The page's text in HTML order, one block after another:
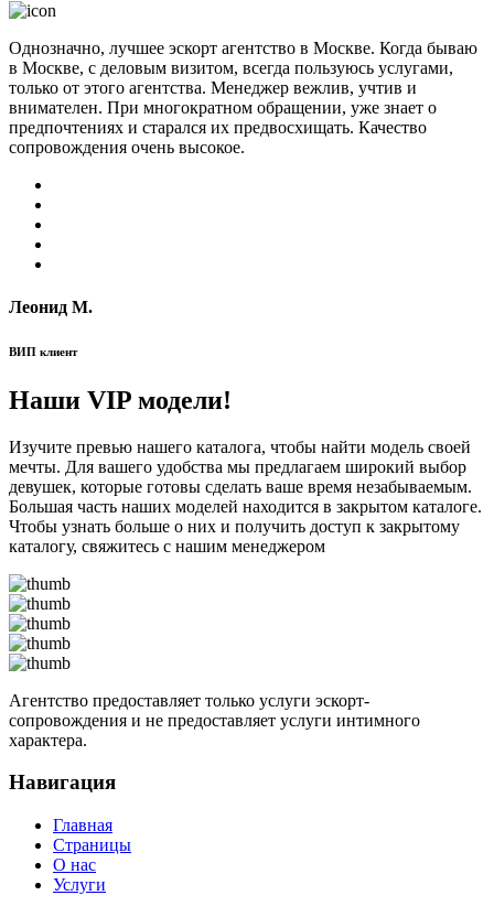
Однозначно, лучшее эскорт агентство в Москве. Когда бываю
в Москве, с деловым визитом, всегда пользуюсь услугами,
только от этого агентства. Менеджер вежлив, учтив и
внимателен. При многократном обращении, уже знает о
предпочтениях и старался их предвосхищать. Качество
сопровождения очень высокое.
Леонид М.
ВИП клиент
Наши VIP модели!
Изучите превью нашего каталога, чтобы найти модель своей
мечты. Для вашего удобства мы предлагаем широкий выбор
девушек, которые готовы сделать ваше время незабываемым.
Большая часть наших моделей находится в закрытом каталоге.
Чтобы узнать больше о них и получить доступ к закрытому
каталогу, свяжитесь с нашим менеджером
Агентство предоставляет только услуги эскорт-
сопровождения и не предоставляет услуги интимного
характера.
Навигация
Главная
Страницы
О нас
Услуги